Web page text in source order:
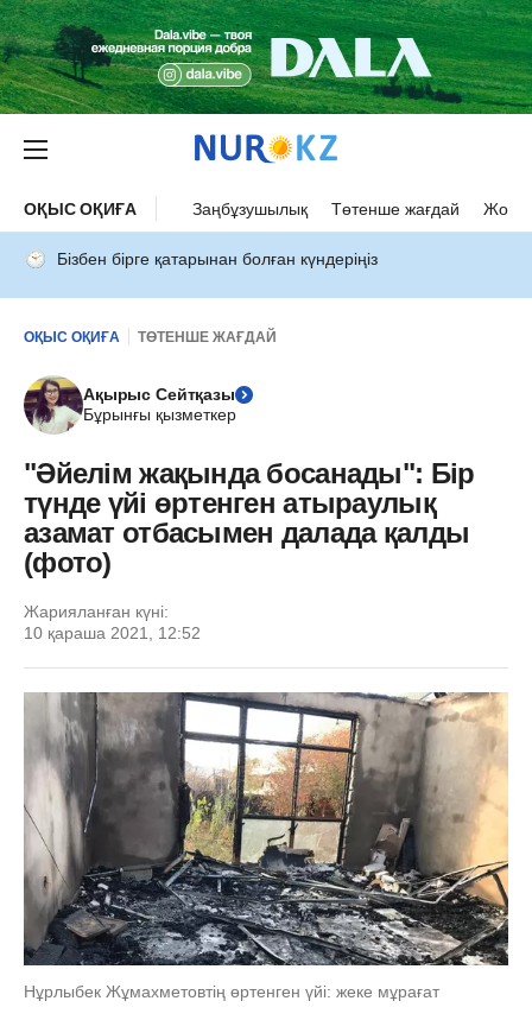
ОҚЫС ОҚИҒА Заңбұзушылық Төтенше жағдай Жол
Бізбен бірге қатарынан болған күндеріңіз
ОҚЫС ОҚИҒА ТӨТЕНШЕ ЖАҒДАЙ
Ақырыс Сейтқазы
Бұрынғы қызметкер
"Әйелім жақында босанады": Бір
түнде үйі өртенген атыраулық
азамат отбасымен далада қалды
(фото)
Жарияланған күні:
10 қараша 2021, 12:52
Нұрлыбек Жұмахметовтің өртенген үйі: жеке мұрағат